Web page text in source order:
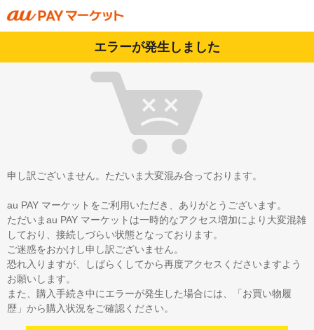
エラーが発生しました
申し訳ございません。ただいま大変混み合っております。
au PAY マーケットをご利用いただき、ありがとうございます。
ただいまau PAY マーケットは一時的なアクセス増加により大変混雑
しており、接続しづらい状態となっております。
ご迷惑をおかけし申し訳ございません。
恐れ入りますが、しばらくしてから再度アクセスくださいますよう
お願いします。
また、購入手続き中にエラーが発生した場合には、「お買い物履
歴」から購入状況をご確認ください。